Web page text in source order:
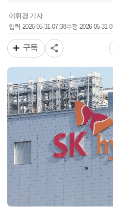
이휘경 기자
입력 2026-05-31 07:38수정 2026-05-31
구독